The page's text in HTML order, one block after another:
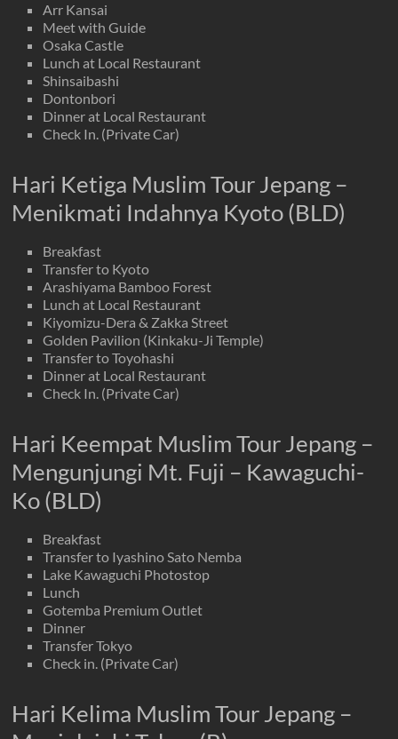
Arr Kansai
Meet with Guide
Osaka Castle
Lunch at Local Restaurant
Shinsaibashi
Dontonbori
Dinner at Local Restaurant
Check In. (Private Car)
Hari Ketiga Muslim Tour Jepang –
Menikmati Indahnya Kyoto (BLD)
Breakfast
Transfer to Kyoto
Arashiyama Bamboo Forest
Lunch at Local Restaurant
Kiyomizu-Dera & Zakka Street
Golden Pavilion (Kinkaku-Ji Temple)
Transfer to Toyohashi
Dinner at Local Restaurant
Check In. (Private Car)
Hari Keempat Muslim Tour Jepang –
Mengunjungi Mt. Fuji – Kawaguchi-
Ko (BLD)
Breakfast
Transfer to Iyashino Sato Nemba
Lake Kawaguchi Photostop
Lunch
Gotemba Premium Outlet
Dinner
Transfer Tokyo
Check in. (Private Car)
Hari Kelima Muslim Tour Jepang –